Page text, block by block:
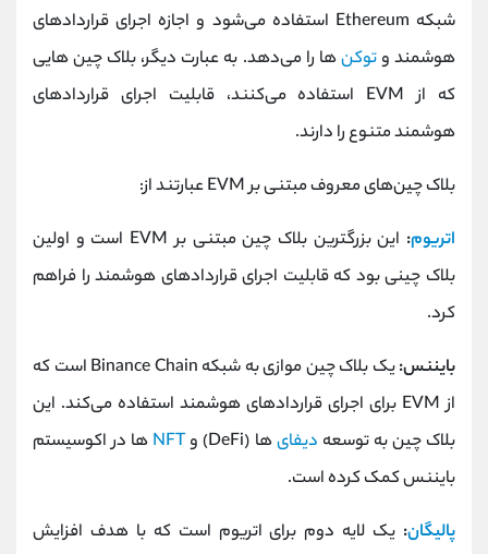
شبکه Ethereum استفاده می‌شود و اجازه اجرای قراردادهای
هوشمند وتوکن‌ها را می‌دهد. به عبارت دیگر، بلاک چین‌ هایی
که از EVM استفاده می‌کنند، قابلیت اجرای قراردادهای
هوشمند متنوع را دارند.
بلاک چین‌های معروف مبتنی بر EVM عبارتند از:
اتریوم:
این بزرگترین بلاک چین مبتنی بر EVM است و اولین
بلاک چینی بود که قابلیت اجرای قراردادهای هوشمند را فراهم
کرد.
بایننس:
یک بلاک چین موازی به شبکه Binance Chain است که
از EVM برای اجرای قراردادهای هوشمند استفاده می‌کند. این
بلاک چین به توسعه دیفای‌ها (DeFi) و NFT ها در اکوسیستم
بایننس کمک کرده است.
پالیگان: یک لایه دوم برای اتریوم است که با هدف افزایش